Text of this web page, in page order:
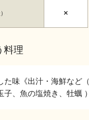
×
料理
た味《出汁・海鮮など
子、魚の塩焼き、牡蠣